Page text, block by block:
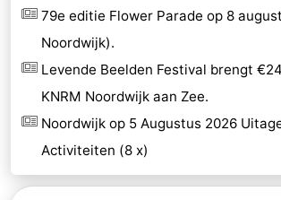
79e editie Flower Parade op 8
Noordwijk).
Levende Beelden Festival brengt
KNRM Noordwijk aan Zee.
Noordwijk op 5 Augustus 2026
Activiteiten (8 x)